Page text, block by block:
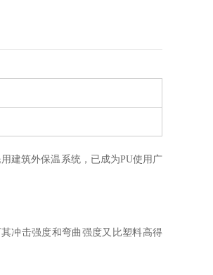
建筑外保温系统，已成为PU使用广
冲击强度和弯曲强度又比塑料高得